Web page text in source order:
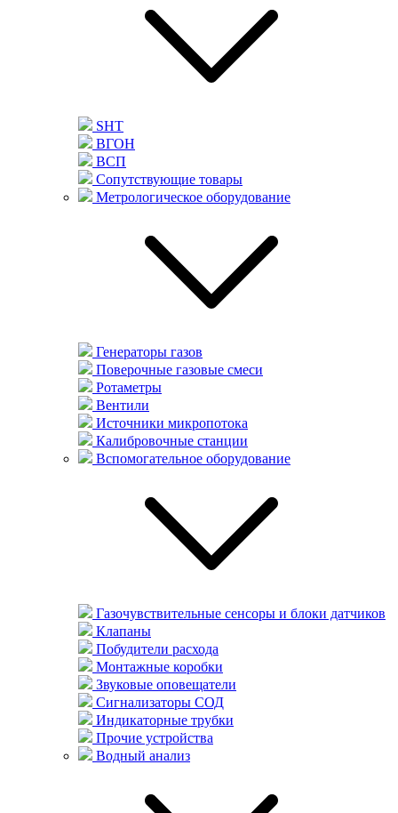
SHT
ВГОН
ВСП
Сопутствующие товары
Метрологическое оборудование
Генераторы газов
Поверочные газовые смеси
Ротаметры
Вентили
Источники микропотока
Калибровочные станции
Вспомогательное оборудование
Газочувствительные сенсоры и блоки датчиков
Клапаны
Побудители расхода
Монтажные коробки
Звуковые оповещатели
Сигнализаторы СОД
Индикаторные трубки
Прочие устройства
Водный анализ